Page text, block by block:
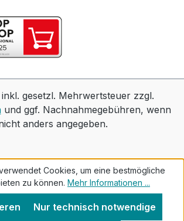
gesetzl. Mehrwertsteuer zzgl.
und ggf. Nachnahmegebühren, wenn
anders angegeben.
Cookies, um eine bestmögliche
zu können. Mehr Informationen ...
Nur technisch notwendige